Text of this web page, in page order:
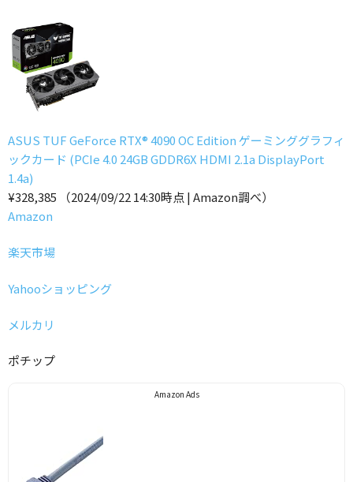
ASUS TUF GeForce RTX® 4090 OC Edition ゲーミンググラフィ
ックカード (PCIe 4.0 24GB GDDR6X HDMI 2.1a DisplayPort
1.4a)
¥328,385
（2024/09/22 14:30時点 | Amazon調べ）
Amazon
楽天市場
Yahooショッピング
メルカリ
ポチップ
Amazon Ads